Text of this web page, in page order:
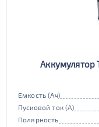
Аккумулятор
Емкость (Ач)
Пусковой ток (А)
Полярность